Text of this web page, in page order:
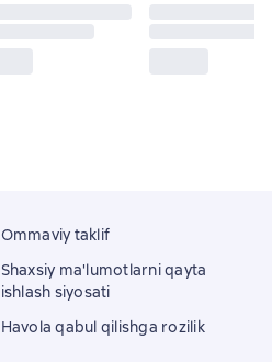
Ommaviy taklif
Shaxsiy ma'lumotlarni qayta
ishlash siyosati
Havola qabul qilishga rozilik